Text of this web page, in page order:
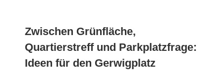
Zwischen Grünfläche,
Quartierstreff und Parkplatzfrage:
Ideen für den Gerwigplatz